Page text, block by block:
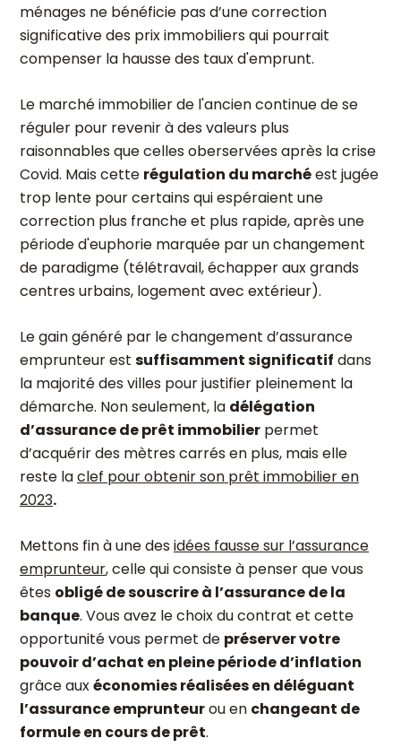
ménages ne bénéficie pas d’une correction
significative des prix immobiliers qui pourrait
compenser la hausse des taux d'emprunt.
Le marché immobilier de l'ancien continue de se
réguler pour revenir à des valeurs plus
raisonnables que celles oberservées après la crise
Covid. Mais cette régulation du marchéest jugée
trop lente pour certains qui espéraient une
correction plus franche et plus rapide, après une
période d'euphorie marquée par un changement
de paradigme (télétravail, échapper aux grands
centres urbains, logement avec extérieur).
Le gain généré par le changement d’assurance
emprunteur est suffisamment significatif dans
la majorité des villes pour justifier pleinement la
démarche. Non seulement, la délégation
d’assurance de prêt immobilier permet
d’acquérir des mètres carrés en plus, mais elle
reste laclef pour obtenir son prêt immobilier en
2023.
Mettons fin à une desidées fausse sur l’assurance
emprunteur, celle qui consiste à penser que vous
êtes obligé de souscrire à l’assurance de la
banque. Vous avez le choix du contrat et cette
opportunité vous permet de préserver votre
pouvoir d’achat en pleine période d’inflation
grâce auxéconomies réalisées en déléguant
l’assurance emprunteurou en changeant de
formule en cours de prêt.